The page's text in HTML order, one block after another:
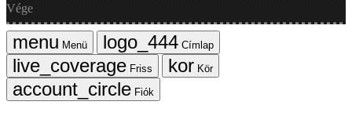
Vége
Menü
Címlap
Friss
Kör
Fiók